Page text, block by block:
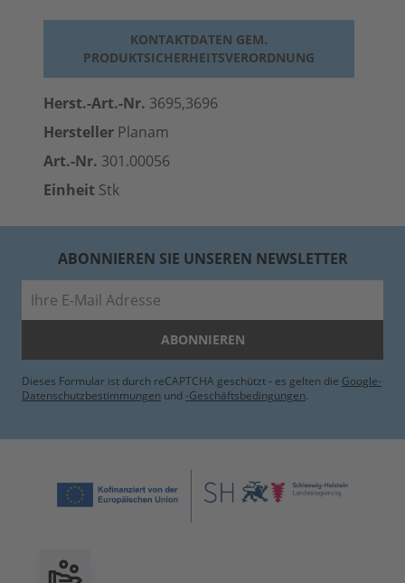
KONTAKTDATEN GEM.
PRODUKTSICHERHEITSVERORDNUNG
Herst.-Art.-Nr. 3695,3696
Hersteller Planam
Art.-Nr. 301.00056
Einheit Stk
ABONNIEREN SIE UNSEREN NEWSLETTER
ABONNIEREN
Dieses Formular ist durch reCAPTCHA geschützt - es gelten die Google-
Datenschutzbestimmungen und -Geschäftsbedingungen.